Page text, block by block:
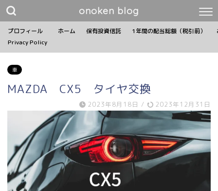
onoken blog
プロフィール
Privacy Policy
ホーム 保有投資信託 1年間の配当総額（税引前）
車
MAZDA CX5 タイヤ交換
2023年8月18日 / 2023年12月31日